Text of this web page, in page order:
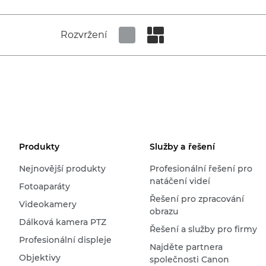
Rozvržení
Produkty
Nejnovější produkty
Fotoaparáty
Videokamery
Dálková kamera PTZ
Profesionální displeje
Objektivy
Služby a řešení
Profesionální řešení pro
natáčení videí
Řešení pro zpracování
obrazu
Řešení a služby pro firmy
Najděte partnera
společnosti Canon